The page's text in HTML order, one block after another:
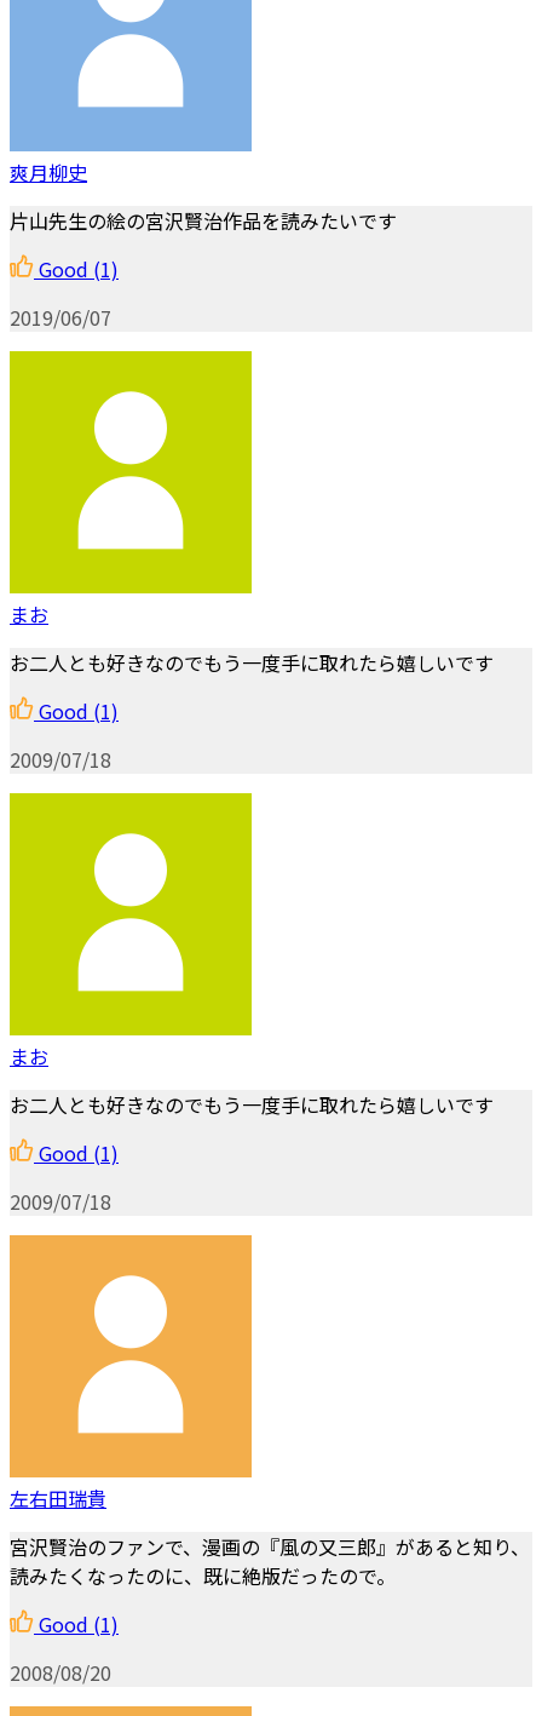
爽月柳史
片山先生の絵の宮沢賢治作品を読みたいです
Good (1)
2019/06/07
まお
お二人とも好きなのでもう一度手に取れたら嬉しいです
Good (1)
2009/07/18
まお
お二人とも好きなのでもう一度手に取れたら嬉しいです
Good (1)
2009/07/18
左右田瑞貴
宮沢賢治のファンで、漫画の『風の又三郎』があると知り、
読みたくなったのに、既に絶版だったので。
Good (1)
2008/08/20